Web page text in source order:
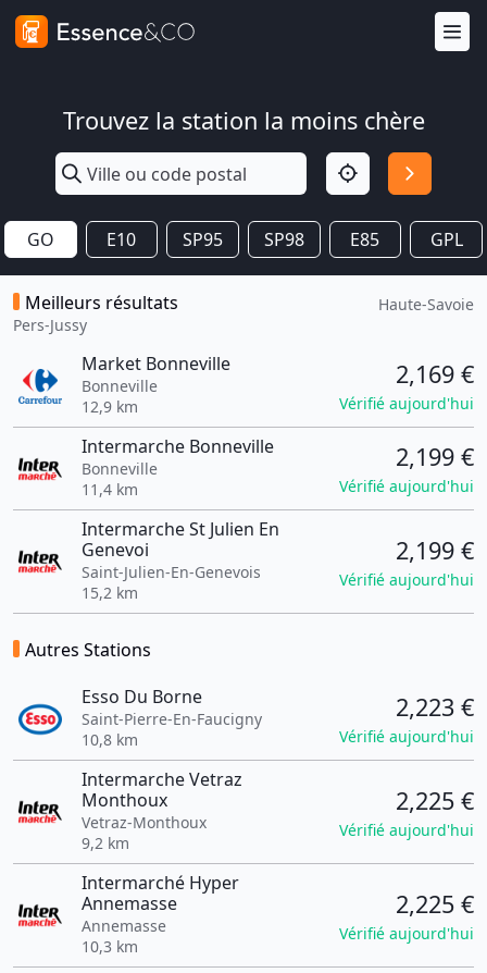
Trouvez la station la moins chère
GO E10 SP95 SP98 E85 GPL
Meilleurs résultats
Pers-Jussy
Haute-Savoie
Market Bonneville
Bonneville
12,9 km
2,169 €
Vérifié aujourd'hui
Intermarche Bonneville
Bonneville
11,4 km
2,199 €
Vérifié aujourd'hui
Intermarche St Julien En
Genevoi
Saint-Julien-En-Genevois
15,2 km
2,199 €
Vérifié aujourd'hui
Autres Stations
Esso Du Borne
Saint-Pierre-En-Faucigny
10,8 km
2,223 €
Vérifié aujourd'hui
Intermarche Vetraz
Monthoux
Vetraz-Monthoux
9,2 km
2,225 €
Vérifié aujourd'hui
Intermarché Hyper
Annemasse
Annemasse
10,3 km
2,225 €
Vérifié aujourd'hui